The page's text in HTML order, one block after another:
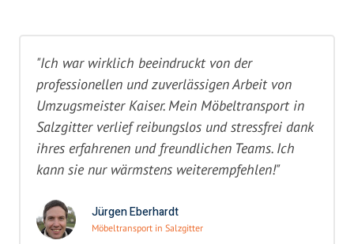
"Ich war wirklich beeindruckt von der
professionellen und zuverlässigen Arbeit von
Umzugsmeister Kaiser. Mein Möbeltransport in
Salzgitter verlief reibungslos und stressfrei dank
ihres erfahrenen und freundlichen Teams. Ich
kann sie nur wärmstens weiterempfehlen!"
Jürgen Eberhardt
Möbeltransport in Salzgitter